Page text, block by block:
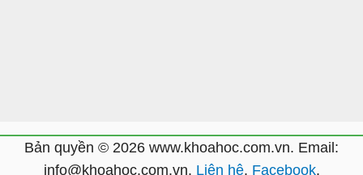
Bản quyền © 2026 www.khoahoc.com.vn. Email:
info@khoahoc.com.vn. Liên hệ. Facebook.